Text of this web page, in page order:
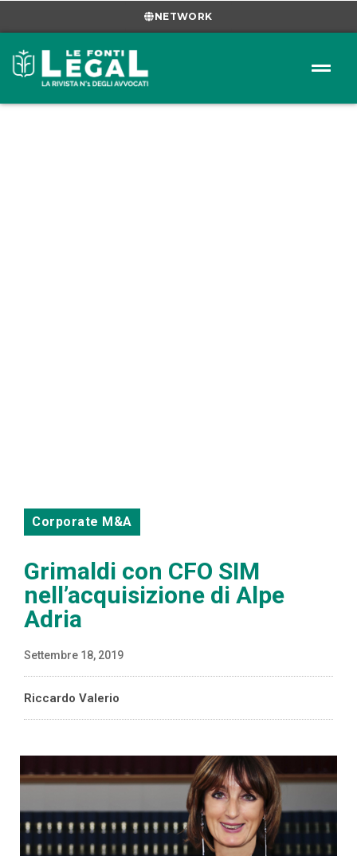
NETWORK
Corporate M&A
Grimaldi con CFO SIM
nell’acquisizione di Alpe
Adria
Settembre 18, 2019
Riccardo Valerio